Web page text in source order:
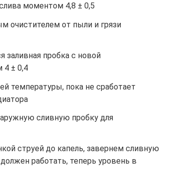
моментом 4,8 ± 0,5
очистителем от пыли и грязи
заливная пробка с новой
4 ± 0,4
температуры, пока не сработает
сливную пробку для
струей до капель, завернем сливную
работать, теперь уровень в